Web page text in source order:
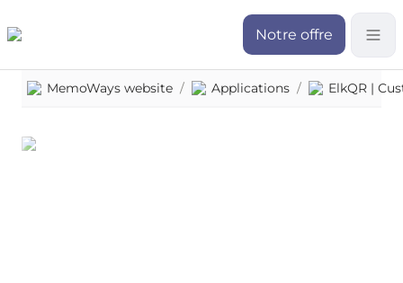
Notre offre
MemoWays website / Applications /